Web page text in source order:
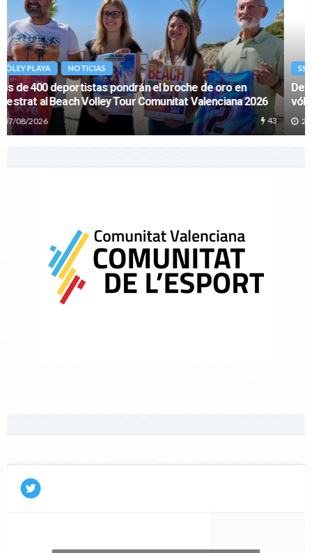
SSAA VÓLEY PLAYA NOTICIAS
Definidas las selecciones sub’15 y sub’17 para los CESA de
vóley playa de Lorca
29/07/2026 293